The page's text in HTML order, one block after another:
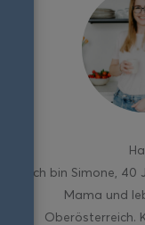
ich bin Simone,
Mama und
Oberösterreich.